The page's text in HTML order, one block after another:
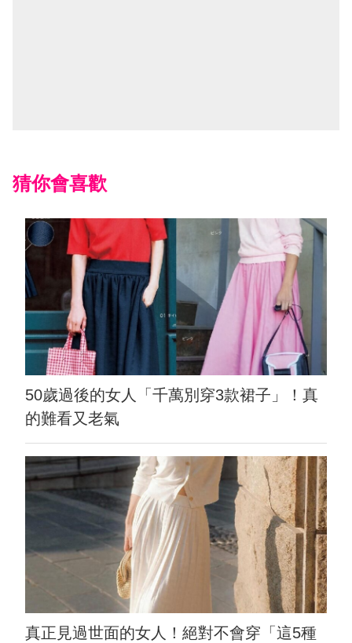
猜你會喜歡
50歲過後的女人「千萬別穿3款裙子」！真
的難看又老氣
真正見過世面的女人！絕對不會穿「這5種